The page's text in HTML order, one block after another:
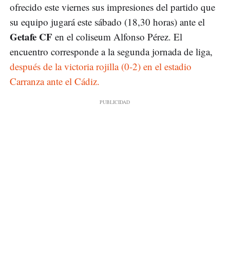
ofrecido este viernes sus impresiones del partido que
su equipo jugará este sábado (18,30 horas) ante el
Getafe CF en el coliseum Alfonso Pérez. El
encuentro corresponde a la segunda jornada de liga,
después de la victoria rojilla (0-2) en el estadio
Carranza ante el Cádiz.